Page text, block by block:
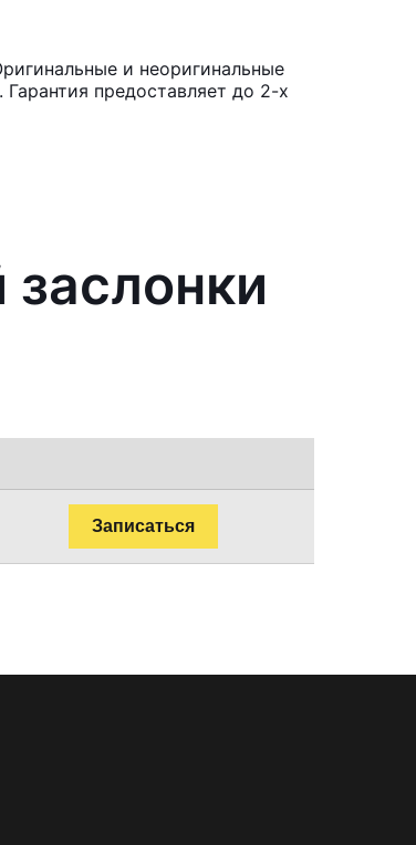
и неоригинальные
предоставляет до 2-х
Записаться